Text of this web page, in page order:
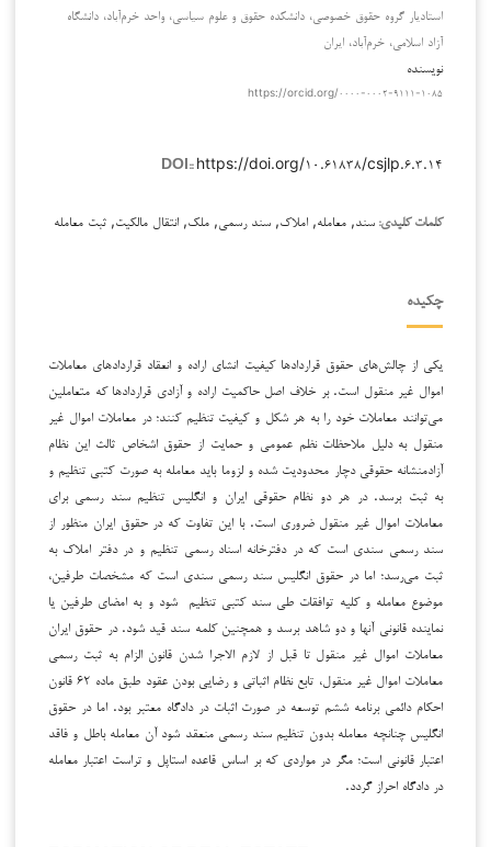
استادیار گروه حقوق خصوصی، دانشکده حقوق و علوم سیاسی، واحد خرم‌آباد، دانشگاه
آزاد اسلامی، خرم‌آباد، ایران
نویسنده
https://orcid.org/۰۰۰۰-۰۰۰۲-۹۱۱۱-۱۰۸۵
DOI:: https://doi.org/۱۰.۶۱۸۳۸/csjlp.۶.۳.۱۴
کلمات کلیدی: سند, معامله, املاک, سند رسمی, ملک, انتقال مالکیت, ثبت معامله
چکیده
یکی از چالش‌های حقوق قراردادها کیفیت انشای اراده و انعقاد قراردادهای معاملات
اموال غیر منقول است. بر خلاف اصل حاکمیت اراده و آزادی قراردادها که متعاملین
می‌توانند معاملات خود را به هر شکل و کیفیت تنظیم کنند؛ در معاملات اموال غیر
منقول به دلیل ملاحظات نظم عمومی و حمایت از حقوق اشخاص ثالث این نظام
آزادمنشانه حقوقی دچار محدودیت شده و لزوما باید معامله به صورت کتبی تنظیم و
به ثبت برسد. در هر دو نظام حقوقی ایران و انگلیس تنظیم سند رسمی برای
معاملات اموال غیر منقول ضروری است. با این تفاوت که در حقوق ایران منظور از
سند رسمی سندی است که در دفترخانه اسناد رسمی تنظیم و در دفتر املاک به
ثبت می‌رسد؛ اما در حقوق انگلیس سند رسمی سندی است که مشخصات طرفین،
موضوع معامله و کلیه توافقات طی سند کتبی تنظیم شود و به امضای طرفین یا
نماینده قانونی آنها و دو شاهد برسد و همچنین کلمه سند قید شود. در حقوق ایران
معاملات اموال غیر منقول تا قبل از لازم الاجرا شدن قانون الزام به ثبت رسمی
معاملات اموال غیر منقول، تابع نظام اثباتی و رضایی بودن عقود طبق ماده ۶۲ قانون
احکام دائمی برنامه ششم توسعه در صورت اثبات در دادگاه معتبر بود. اما در حقوق
انگلیس چنانچه معامله بدون تنظیم سند رسمی منعقد شود آن معامله باطل و فاقد
اعتبار قانونی است؛ مگر در مواردی که بر اساس قاعده استاپل و تراست اعتبار معامله
در دادگاه احراز گردد.